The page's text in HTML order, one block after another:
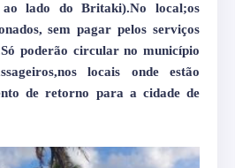
lado do Britaki).No local;os
sem pagar pelos serviços
poderão circular no município
locais onde estão
de retorno para a cidade de